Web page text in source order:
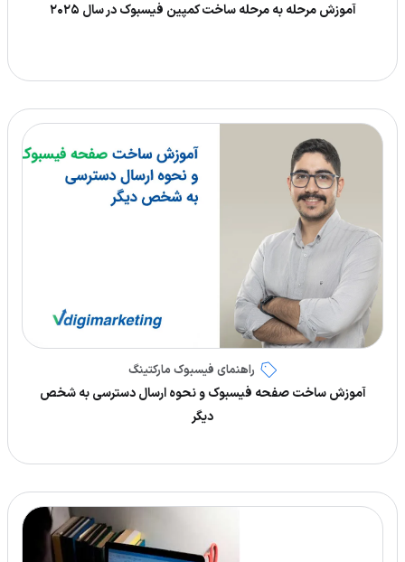
آموزش مرحله به مرحله ساخت کمپین فیسبوک در سال ۲۰۲۵
راهنمای فیسبوک مارکتینگ
آموزش ساخت صفحه فیسبوک و نحوه ارسال دسترسی به شخص
دیگر